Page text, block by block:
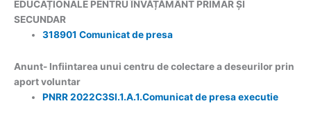
EDUCAȚIONALE PENTRU ÎNVĂȚĂMÂNT PRIMAR ȘI
SECUNDAR
318901 Comunicat de presa
Anunt- Infiintarea unui centru de colectare a deseurilor prin
aport voluntar
PNRR 2022C3SI.1.A.1.Comunicat de presa executie